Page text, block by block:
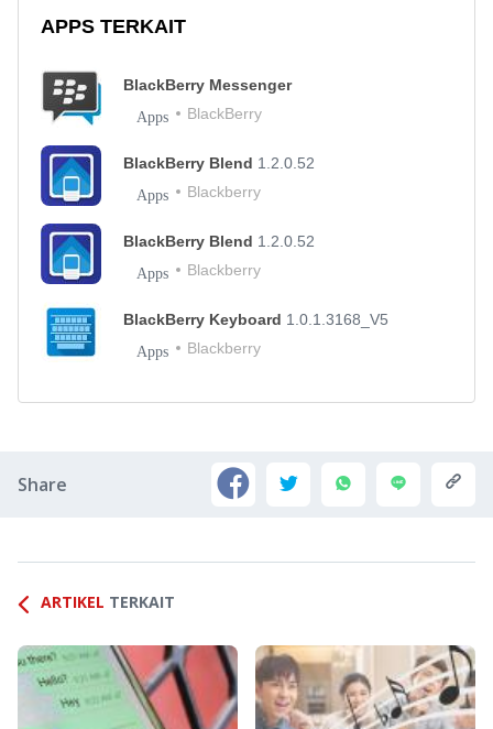
APPS TERKAIT
BlackBerry Messenger
Apps BlackBerry
BlackBerry Blend 1.2.0.52
Apps Blackberry
BlackBerry Blend 1.2.0.52
Apps Blackberry
BlackBerry Keyboard 1.0.1.3168_V5
Apps Blackberry
Share
ARTIKEL TERKAIT